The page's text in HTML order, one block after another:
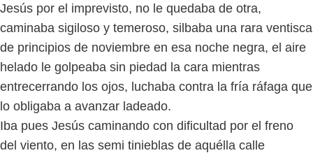
Jesús por el imprevisto, no le quedaba de otra,
caminaba sigiloso y temeroso, silbaba una rara ventisca
de principios de noviembre en esa noche negra, el aire
helado le golpeaba sin piedad la cara mientras
entrecerrando los ojos, luchaba contra la fría ráfaga que
lo obligaba a avanzar ladeado.
Iba pues Jesús caminando con dificultad por el freno
del viento, en las semi tinieblas de aquélla calle